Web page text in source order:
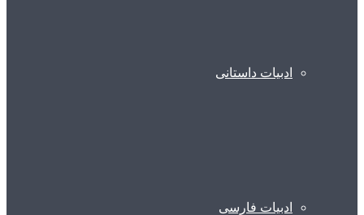
ادبیات داستانی
ادبیات فارسی